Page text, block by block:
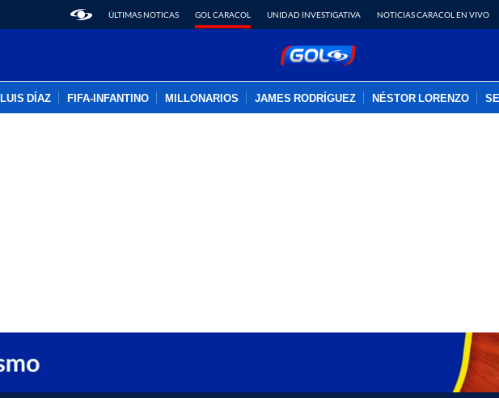
ÚLTIMAS NOTICAS GOL CARACOL UNIDAD INVESTIGATIVA NOTICIAS CARACOL EN VIVO
LUIS DÍAZ FIFA-INFANTINO MILLONARIOS JAMES RODRÍGUEZ NÉSTOR LORENZO